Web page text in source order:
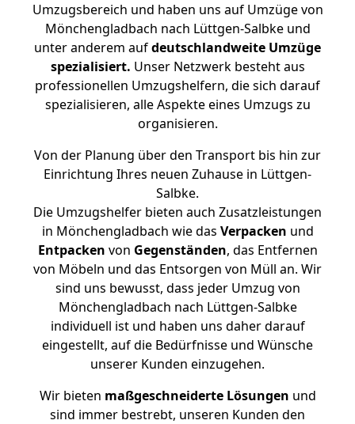
Umzugsbereich und haben uns auf Umzüge von
Mönchengladbach nach Lüttgen-Salbke und
unter anderem aufdeutschlandweite Umzüge
spezialisiert. Unser Netzwerk besteht aus
professionellen Umzugshelfern, die sich darauf
spezialisieren, alle Aspekte eines Umzugs zu
organisieren.
Von der Planung über den Transport bis hin zur
Einrichtung Ihres neuen Zuhause in Lüttgen-
Salbke.
Die Umzugshelfer bieten auch Zusatzleistungen
in Mönchengladbach wie das Verpacken und
Entpacken von Gegenständen, das Entfernen
von Möbeln und das Entsorgen von Müll an. Wir
sind uns bewusst, dass jeder Umzug von
Mönchengladbach nach Lüttgen-Salbke
individuell ist und haben uns daher darauf
eingestellt, auf die Bedürfnisse und Wünsche
unserer Kunden einzugehen.
Wir bieten maßgeschneiderte Lösungen und
sind immer bestrebt, unseren Kunden den